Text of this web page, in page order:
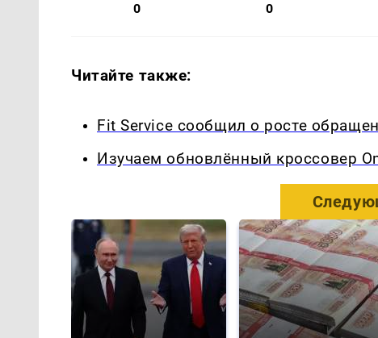
0 0
Читайте также:
Fit Service сообщил о росте
Изучаем обновлённый кроссовер